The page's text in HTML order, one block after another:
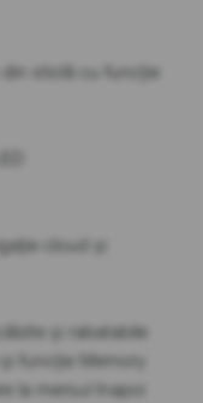
din sticlă cu funcție
cloud și
și rabatabile
funcție Memory
la mersul înapoi